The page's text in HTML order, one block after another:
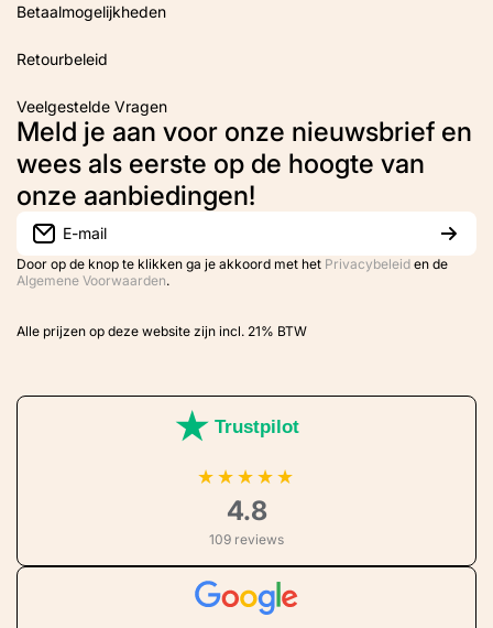
Betaalmogelijkheden
Retourbeleid
Veelgestelde Vragen
Meld je aan voor onze nieuwsbrief en
wees als eerste op de hoogte van
onze aanbiedingen!
E-mail
Door op de knop te klikken ga je akkoord met het Privacybeleid en de
Algemene Voorwaarden.
Alle prijzen op deze website zijn incl. 21% BTW
Trustpilot
★★★★★
4.8
109 reviews